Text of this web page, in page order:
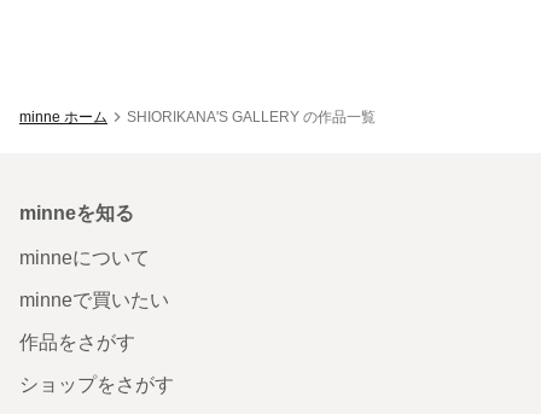
minne ホーム SHIORIKANA'S GALLERY の作品一覧
minneを知る
minneについて
minneで買いたい
作品をさがす
ショップをさがす